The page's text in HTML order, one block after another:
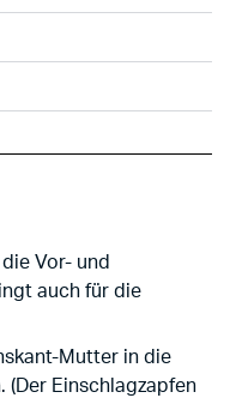
Vor- und
auch für die
Mutter in die
Einschlagzapfen